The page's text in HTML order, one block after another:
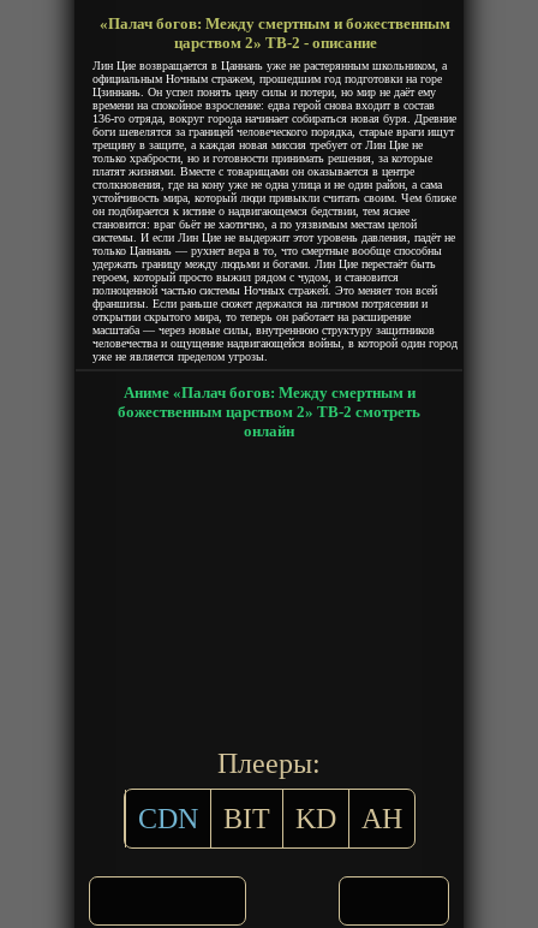
«Палач богов: Между смертным и божественным
царством 2» ТВ-2 - описание
Лин Цие возвращается в Цаннань уже не растерянным школьником, а
официальным Ночным стражем, прошедшим год подготовки на горе
Цзиннань. Он успел понять цену силы и потери, но мир не даёт ему
времени на спокойное взросление: едва герой снова входит в состав
136-го отряда, вокруг города начинает собираться новая буря. Древние
боги шевелятся за границей человеческого порядка, старые враги ищут
трещину в защите, а каждая новая миссия требует от Лин Цие не
только храбрости, но и готовности принимать решения, за которые
платят жизнями. Вместе с товарищами он оказывается в центре
столкновения, где на кону уже не одна улица и не один район, а сама
устойчивость мира, который люди привыкли считать своим. Чем ближе
он подбирается к истине о надвигающемся бедствии, тем яснее
становится: враг бьёт не хаотично, а по уязвимым местам целой
системы. И если Лин Цие не выдержит этот уровень давления, падёт не
только Цаннань — рухнет вера в то, что смертные вообще способны
удержать границу между людьми и богами. Лин Цие перестаёт быть
героем, который просто выжил рядом с чудом, и становится
полноценной частью системы Ночных стражей. Это меняет тон всей
франшизы. Если раньше сюжет держался на личном потрясении и
открытии скрытого мира, то теперь он работает на расширение
масштаба — через новые силы, внутреннюю структуру защитников
человечества и ощущение надвигающейся войны, в которой один город
уже не является пределом угрозы.
Аниме «Палач богов: Между смертным и
божественным царством 2» ТВ-2 смотреть
онлайн
Плееры:
CDN
BIT KD AH